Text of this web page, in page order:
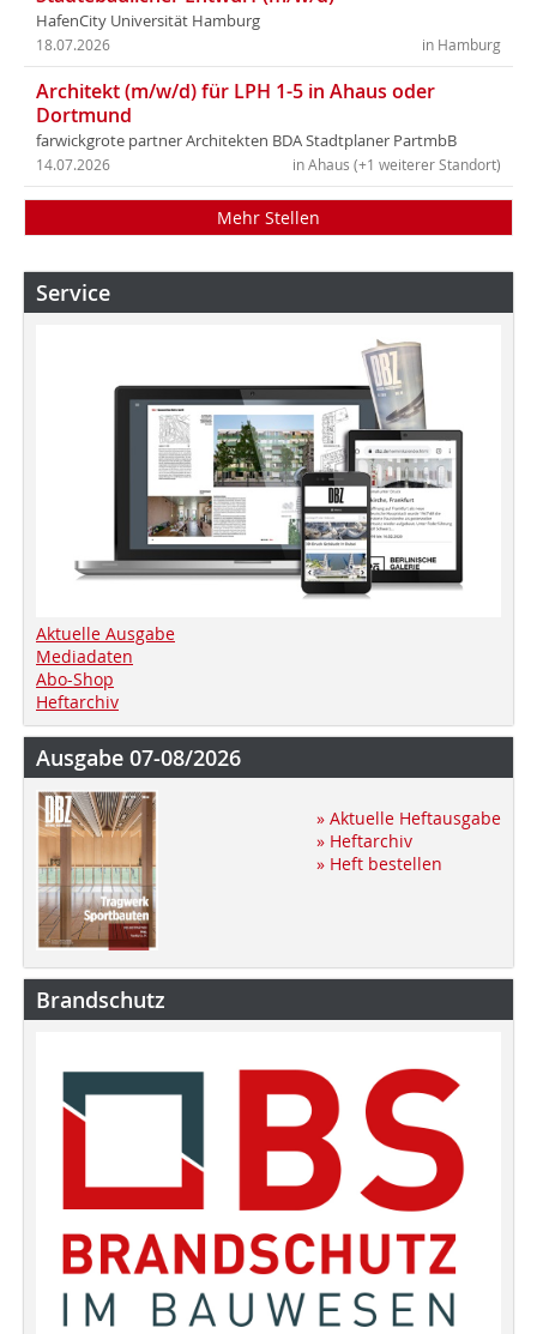
HafenCity Universität Hamburg
in Hamburg
18.07.2026
Architekt (m/w/d) für LPH 1-5 in Ahaus oder
Dortmund
farwickgrote partner Architekten BDA Stadtplaner PartmbB
in Ahaus (+1 weiterer Standort)
14.07.2026
Mehr Stellen
Service
Aktuelle Ausgabe
Mediadaten
Abo-Shop
Heftarchiv
Ausgabe 07-08/2026
» Aktuelle Heftausgabe
» Heftarchiv
» Heft bestellen
Brandschutz